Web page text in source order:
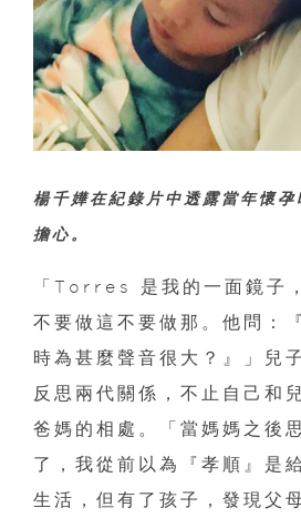
楊千嬅在紀錄片中透露當年懷
擔心。
「Torres 是我的一面鏡子
不要做這不要做那。他問：
時為甚麼聲音很大？』」兒
反思兩代關係，不止自己和
爸媽的相處。「當媽媽之後
了，我從前以為『孝順』是
生活，但有了孩子，發現父